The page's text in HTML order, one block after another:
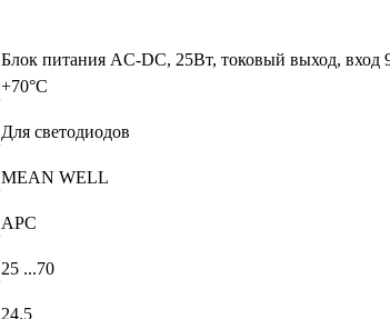
Блок питания AC-DC, 25Вт, токовый выход,
+70°С
Для светодиодов
MEAN WELL
APC
25 ...70
24.5